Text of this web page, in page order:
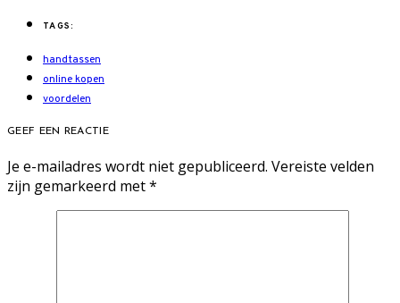
TAGS:
handtassen
online kopen
voordelen
GEEF EEN REACTIE
Je e-mailadres wordt niet gepubliceerd. Vereiste velden
zijn gemarkeerd met*